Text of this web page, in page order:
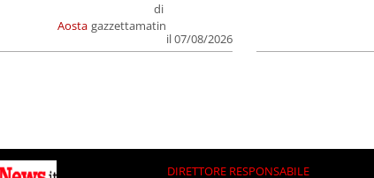
Aosta
di
gazzettamatin
il 07/08/2026
DIRETTORE RESPONSABILE